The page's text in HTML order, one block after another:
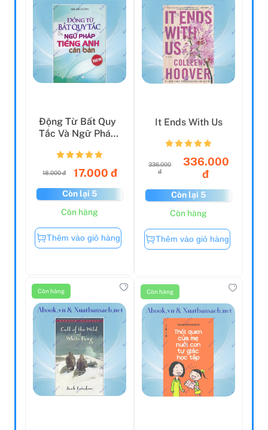
Động Từ Bất Quy
Tắc Và Ngữ Pháp
Bản ...
18.000 đ 17.000 đ
Còn lại 5
Còn hàng
Thêm vào giỏ hàng
It Ends With Us
336.000
đ
336.000
đ
Còn lại 5
Còn hàng
Thêm vào giỏ hàng
Còn hàng Còn hàng